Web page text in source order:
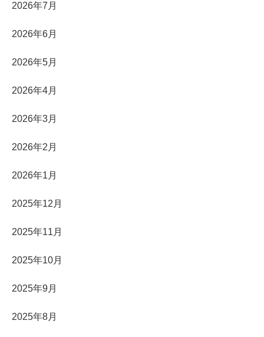
2026年7月
2026年6月
2026年5月
2026年4月
2026年3月
2026年2月
2026年1月
2025年12月
2025年11月
2025年10月
2025年9月
2025年8月